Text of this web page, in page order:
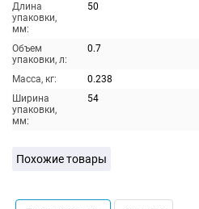
Длина
упаковки,
мм:
50
Объем
упаковки, л:
0.7
Масса, кг:
0.238
Ширина
упаковки,
мм:
54
Похожие товары